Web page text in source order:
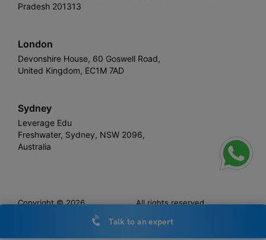
Pradesh 201313
London
Devonshire House, 60 Goswell Road,
United Kingdom, EC1M 7AD
Sydney
Leverage Edu
Freshwater, Sydney, NSW 2096,
Australia
Copyright © 2026,Leverage. All rights reserved.
Talk to an expert